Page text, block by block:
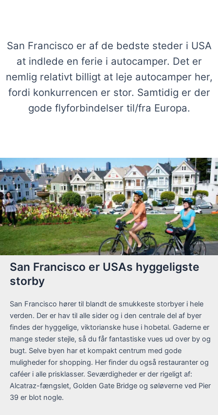
San Francisco er af de bedste steder i USA
at indlede en ferie i autocamper. Det er
nemlig relativt billigt at leje autocamper her,
fordi konkurrencen er stor. Samtidig er der
gode flyforbindelser til/fra Europa.
San Francisco er USAs hyggeligste
storby
San Francisco hører til blandt de smukkeste storbyer i hele
verden. Der er hav til alle sider og i den centrale del af byer
findes der hyggelige, viktorianske huse i hobetal. Gaderne er
mange steder stejle, så du får fantastiske vues ud over by og
bugt. Selve byen har et kompakt centrum med gode
muligheder for shopping. Her finder du også restauranter og
caféer i alle prisklasser. Seværdigheder er der rigeligt af:
Alcatraz-fængslet, Golden Gate Bridge og søløverne ved Pier
39 er blot nogle.